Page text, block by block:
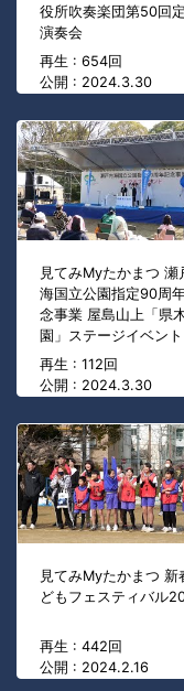
役所吹奏楽団第50回
演奏会
再生 : 654回
公開 : 2024.3.30
見てみMyたかまつ 瀬
海国立公園指定90周
念事業 屋島山上「県
園」ステージイベント
再生 : 112回
公開 : 2024.3.30
見てみMyたかまつ 新
どもフェスティバル
再生 : 442回
公開 : 2024.2.16